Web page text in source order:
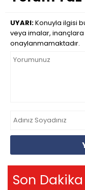
UYARI:Konuyla ilgisi
veya imalar, inançlara
onaylanmamaktadır.
Son Dakika